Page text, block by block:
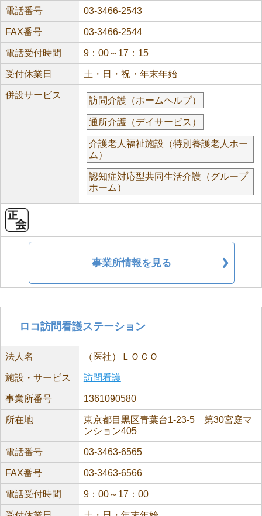
電話番号 03-3466-2543
FAX番号 03-3466-2544
電話受付時間 9：00～17：15
受付休業日 土・日・祝・年末年始
併設サービス
訪問介護（ホームヘルプ）
通所介護（デイサービス）
介護老人福祉施設（特別養護老人ホー
ム）
認知症対応型共同生活介護（グループ
ホーム）
事業所情報を見る
ロコ訪問看護ステーション
法人名 （医社）ＬＯＣＯ
施設・サービス 訪問看護
事業所番号 1361090580
所在地
東京都目黒区青葉台1-23-5 第30宮庭マ
ンション405
電話番号 03-3463-6565
FAX番号 03-3463-6566
電話受付時間 9：00～17：00